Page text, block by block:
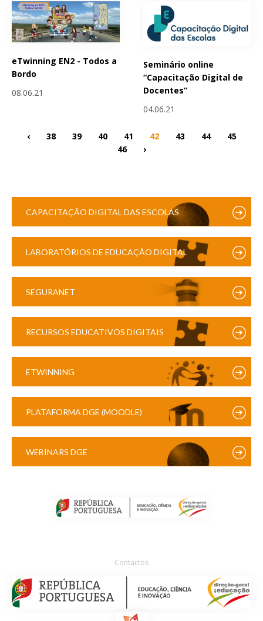
eTwinning EN2 - Todos a
Bordo
08.06.21
Seminário online
“Capacitação Digital de
Docentes”
04.06.21
‹ 38 39 40 41 42 43 44
45
46
›
CAPACITAÇÃO DIGITAL DAS ESCOLAS
LABORATÓRIOS DE EDUCAÇÃO DIGITAL
SEGURANET
RECURSOS EDUCATIVOS DIGITAIS
ETWINNING
PLATAFORMA DGE (MOODLE)
WEBINARS DGE
Contactos